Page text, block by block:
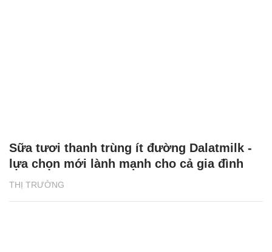
THỊ TRƯỜNG
Sữa tươi thanh trùng ít đường Dalatmilk -
lựa chọn mới lành mạnh cho cả gia đình